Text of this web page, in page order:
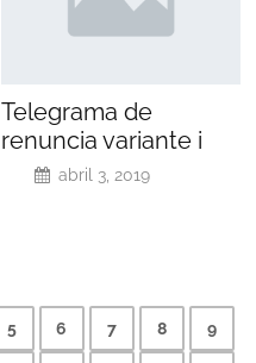
Telegrama de
renuncia variante i
abril 3, 2019
5 6 7 8 9